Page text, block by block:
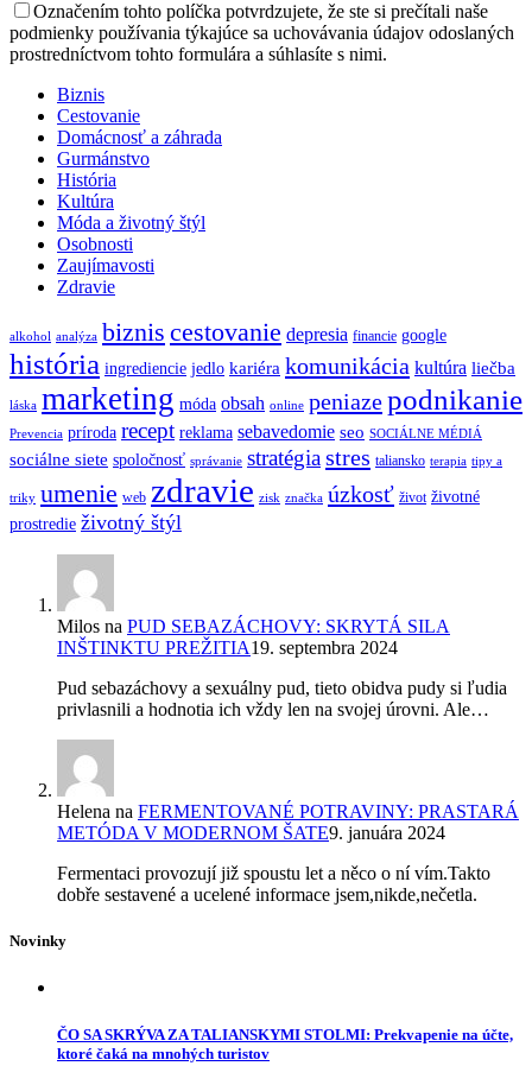
Označením tohto políčka potvrdzujete, že ste si prečítali naše
podmienky používania týkajúce sa uchovávania údajov odoslaných
prostredníctvom tohto formulára a súhlasíte s nimi.
Biznis
Cestovanie
Domácnosť a záhrada
Gurmánstvo
História
Kultúra
Móda a životný štýl
Osobnosti
Zaujímavosti
Zdravie
alkohol analýza biznis cestovanie depresia financie google
história ingrediencie jedlo kariéra komunikácia kultúra liečba
láska marketing móda obsah online peniazepodnikanie
Prevencia príroda recept reklama sebavedomie seo SOCIÁLNE MÉDIÁ
sociálne siete spoločnosť správanie stratégiastres taliansko terapia tipy a
triky umenie web zdravie zisk značka úzkosť život životné
prostredie životný štýl
Milos na PUD SEBAZÁCHOVY: SKRYTÁ SILA
INŠTINKTU PREŽITIA19. septembra 2024
Pud sebazáchovy a sexuálny pud, tieto obidva pudy si ľudia
privlasnili a hodnotia ich vždy len na svojej úrovni. Ale…
Helena na FERMENTOVANÉ POTRAVINY: PRASTARÁ
METÓDA V MODERNOM ŠATE9. januára 2024
Fermentaci provozují již spoustu let a něco o ní vím.Takto
dobře sestavené a ucelené informace jsem,nikde,nečetla.
Novinky
ČO SA SKRÝVA ZA TALIANSKYMI STOLMI: Prekvapenie na účte,
ktoré čaká na mnohých turistov